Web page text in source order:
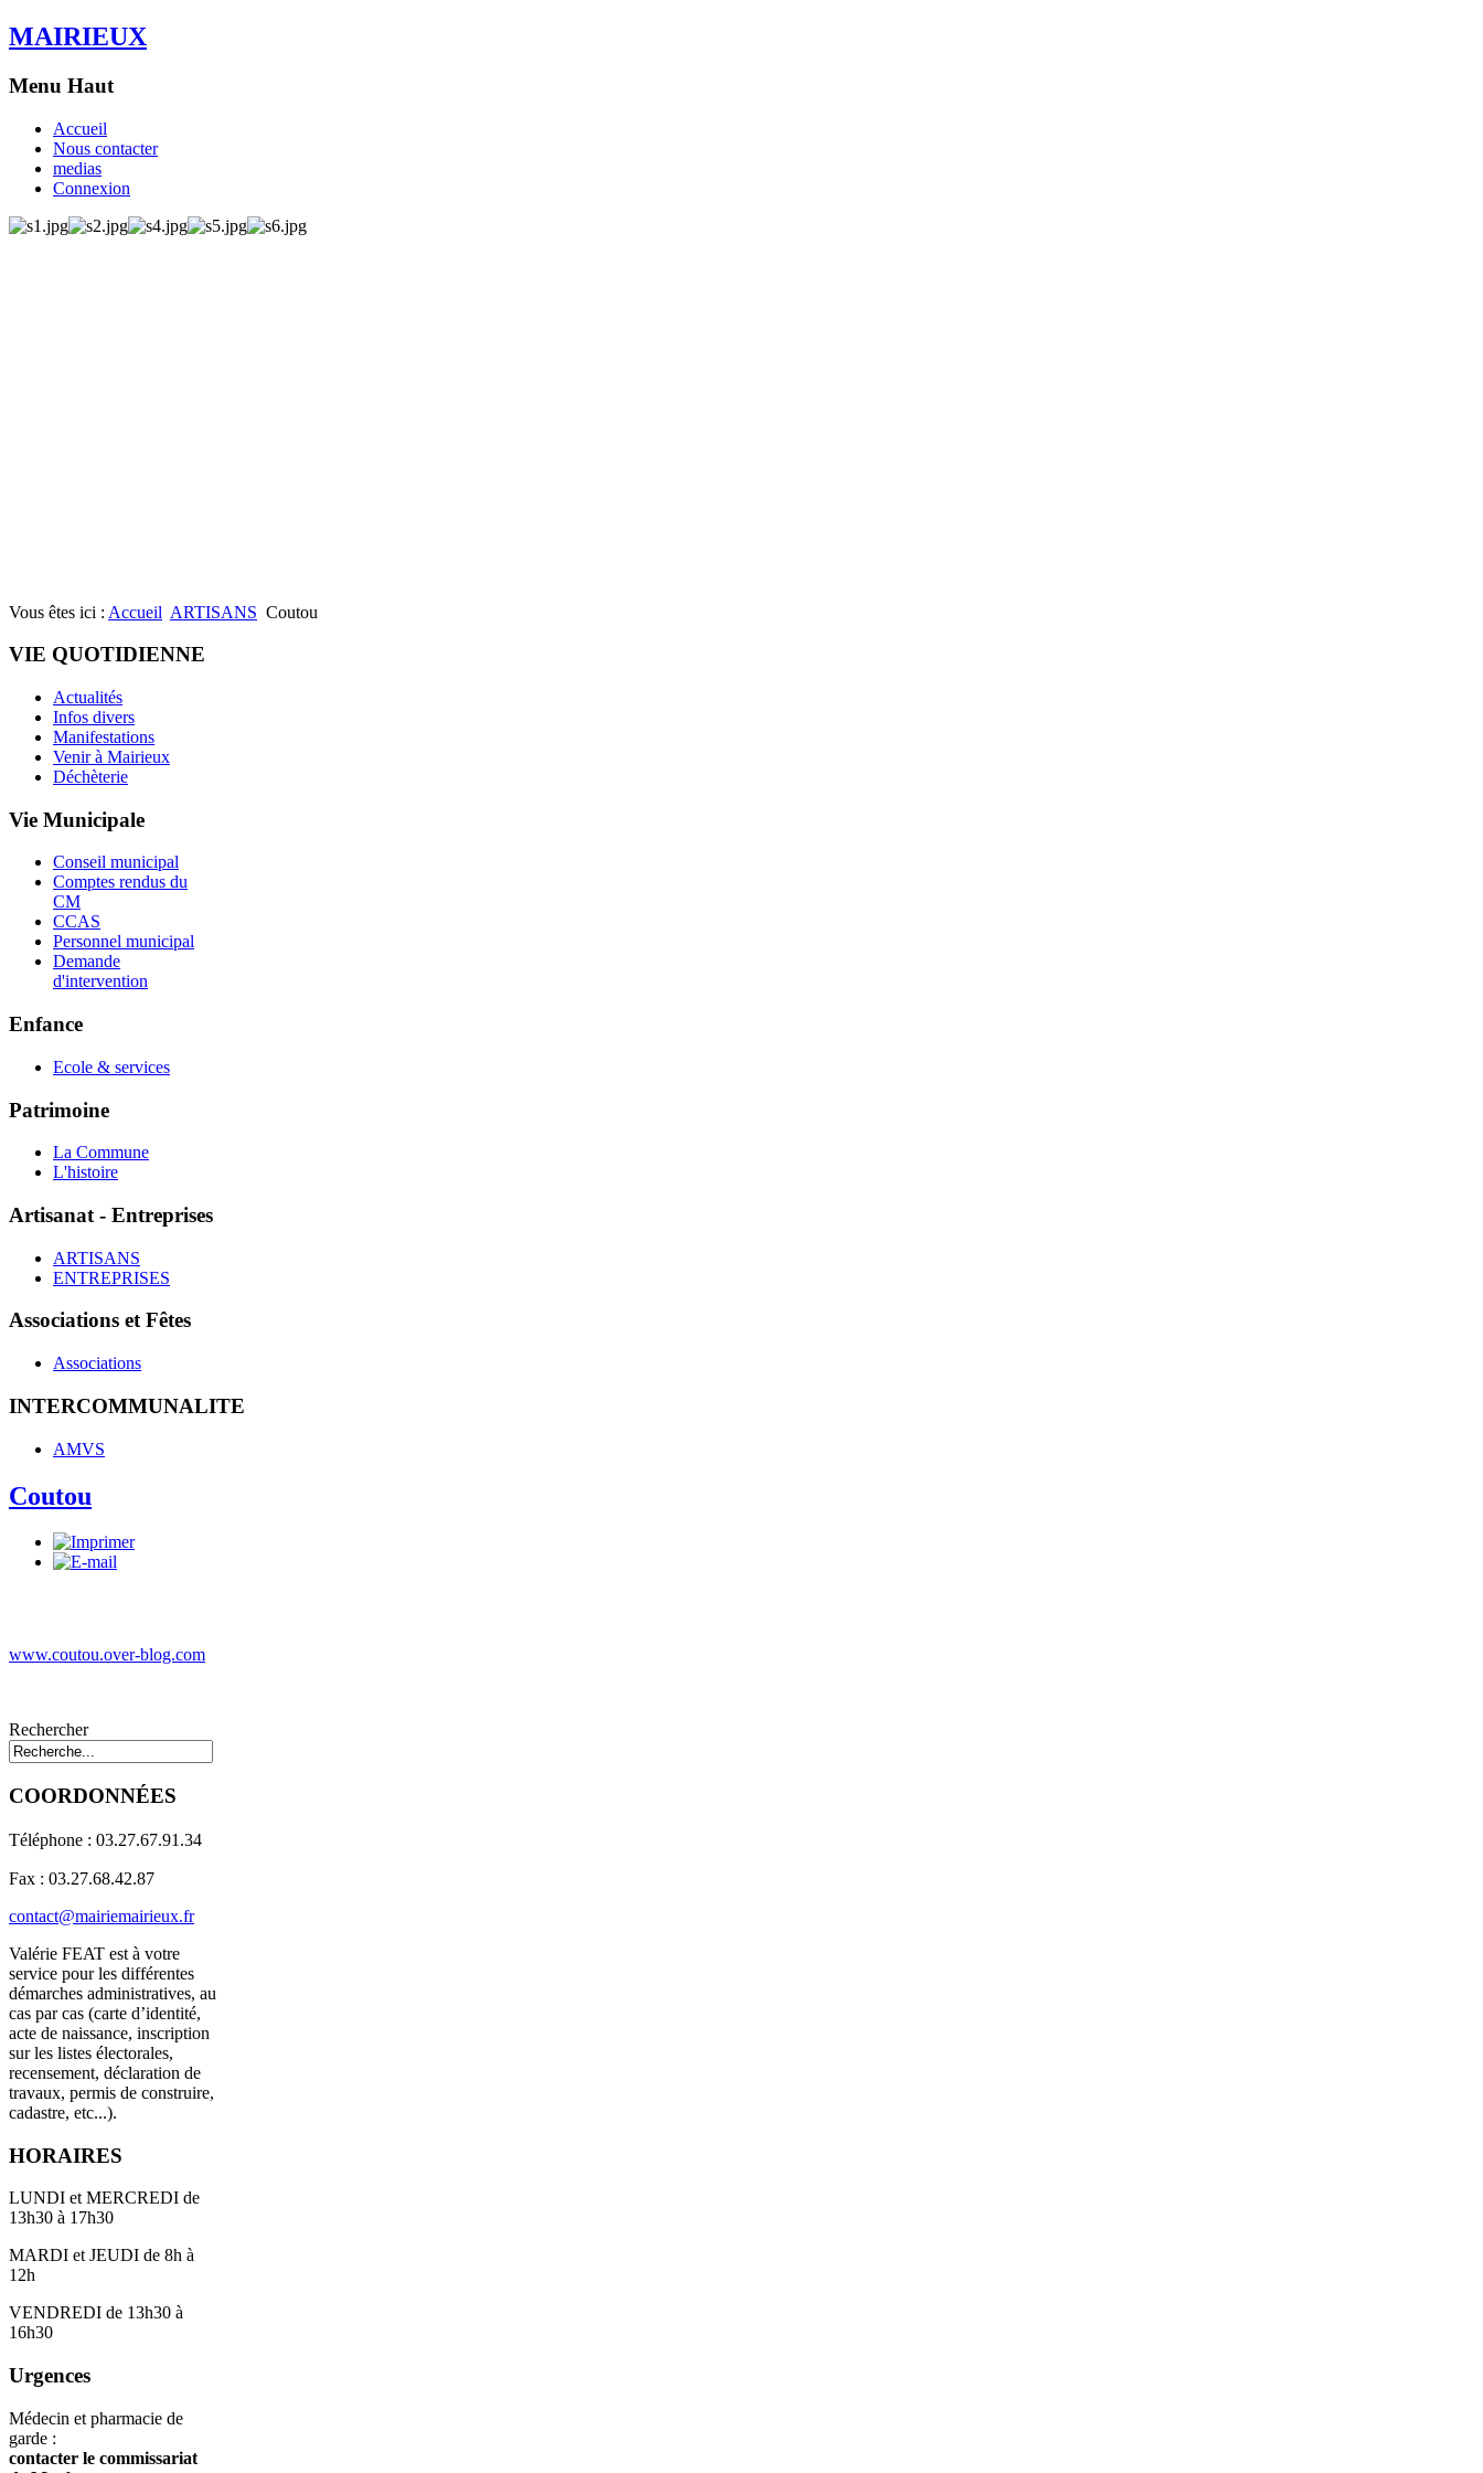
MAIRIEUX
Menu Haut
Accueil
Nous contacter
medias
Connexion
Vous êtes ici : Accueil ARTISANS Coutou
VIE QUOTIDIENNE
Actualités
Infos divers
Manifestations
Venir à Mairieux
Déchèterie
Vie Municipale
Conseil municipal
Comptes rendus du
CM
CCAS
Personnel municipal
Demande
d'intervention
Enfance
Ecole & services
Patrimoine
La Commune
L'histoire
Artisanat - Entreprises
ARTISANS
ENTREPRISES
Associations et Fêtes
Associations
INTERCOMMUNALITE
AMVS
Coutou
www.coutou.over-blog.com
Rechercher
COORDONNÉES
Téléphone : 03.27.67.91.34
Fax : 03.27.68.42.87
contact@mairiemairieux.fr
Valérie FEAT est à votre
service pour les différentes
démarches administratives, au
cas par cas (carte d’identité,
acte de naissance, inscription
sur les listes électorales,
recensement, déclaration de
travaux, permis de construire,
cadastre, etc...).
HORAIRES
LUNDI et MERCREDI de
13h30 à 17h30
MARDI et JEUDI de 8h à
12h
VENDREDI de 13h30 à
16h30
Urgences
Médecin et pharmacie de
garde :
contacter le commissariat